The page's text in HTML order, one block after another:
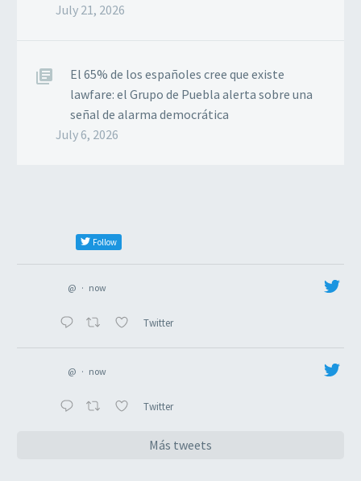
July 21, 2026
El 65% de los españoles cree que existe
lawfare: el Grupo de Puebla alerta sobre una
señal de alarma democrática
July 6, 2026
Follow
@ · now
Twitter
@ · now
Twitter
Más tweets